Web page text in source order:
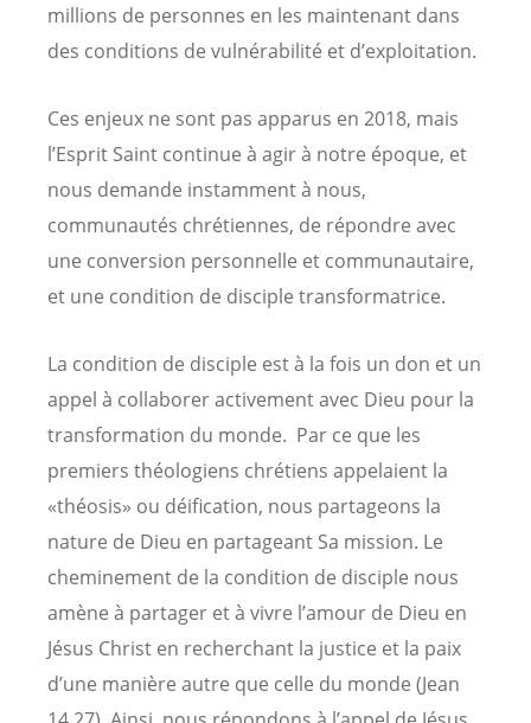
millions de personnes en les maintenant dans
des conditions de vulnérabilité et d’exploitation.
Ces enjeux ne sont pas apparus en 2018, mais
l’Esprit Saint continue à agir à notre époque, et
nous demande instamment à nous,
communautés chrétiennes, de répondre avec
une conversion personnelle et communautaire,
et une condition de disciple transformatrice.
La condition de disciple est à la fois un don et un
appel à collaborer activement avec Dieu pour la
transformation du monde. Par ce que les
premiers théologiens chrétiens appelaient la
«théosis» ou déification, nous partageons la
nature de Dieu en partageant Sa mission. Le
cheminement de la condition de disciple nous
amène à partager et à vivre l’amour de Dieu en
Jésus Christ en recherchant la justice et la paix
d’une manière autre que celle du monde (Jean